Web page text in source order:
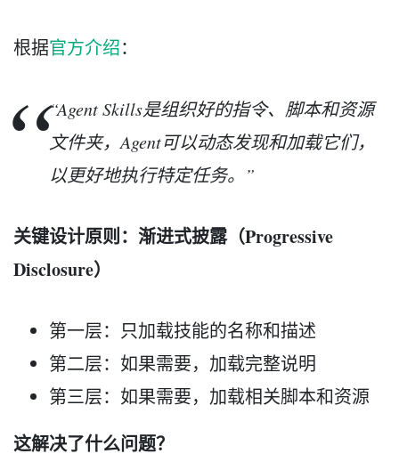
根据官方介绍：
“Agent Skills是组织好的指令、脚本和资源
文件夹，Agent可以动态发现和加载它们，
以更好地执行特定任务。”
关键设计原则：渐进式披露（Progressive
Disclosure）
第一层：只加载技能的名称和描述
第二层：如果需要，加载完整说明
第三层：如果需要，加载相关脚本和资源
这解决了什么问题？